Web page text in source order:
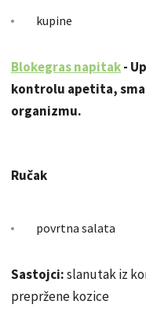
kupine
Blokegras napitak-
kontrolu apetita,
organizmu.
Ručak
povrtna salata
Sastojci:slanutak iz
prepržene kozice